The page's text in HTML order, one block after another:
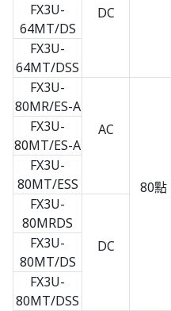
DC
FX3U-
64MT/DS
FX3U-
64MT/DSS
FX3U-
80MR/ES-A
AC
80點
FX3U-
80MT/ES-A
FX3U-
80MT/ESS
FX3U-
80MRDS
DC
FX3U-
80MT/DS
FX3U-
80MT/DSS